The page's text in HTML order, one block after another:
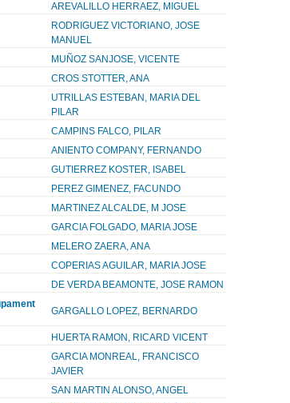
AREVALILLO HERRAEZ, MIGUEL
RODRIGUEZ VICTORIANO, JOSE
MANUEL
MUÑOZ SANJOSE, VICENTE
CROS STOTTER, ANA
UTRILLAS ESTEBAN, MARIA DEL
PILAR
CAMPINS FALCO, PILAR
ANIENTO COMPANY, FERNANDO
GUTIERREZ KOSTER, ISABEL
PEREZ GIMENEZ, FACUNDO
MARTINEZ ALCALDE, M JOSE
GARCIA FOLGADO, MARIA JOSE
MELERO ZAERA, ANA
COPERIAS AGUILAR, MARIA JOSE
DE VERDA BEAMONTE, JOSE RAMON
GARGALLO LOPEZ, BERNARDO
HUERTA RAMON, RICARD VICENT
GARCIA MONREAL, FRANCISCO
JAVIER
SAN MARTIN ALONSO, ANGEL